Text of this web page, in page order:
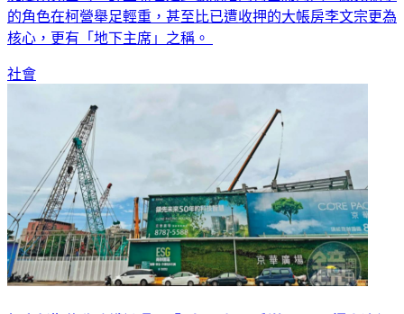
的角色在柯營舉足輕重，甚至比已遭收押的大帳房李文宗更為
核心，更有「地下主席」之稱。
社會